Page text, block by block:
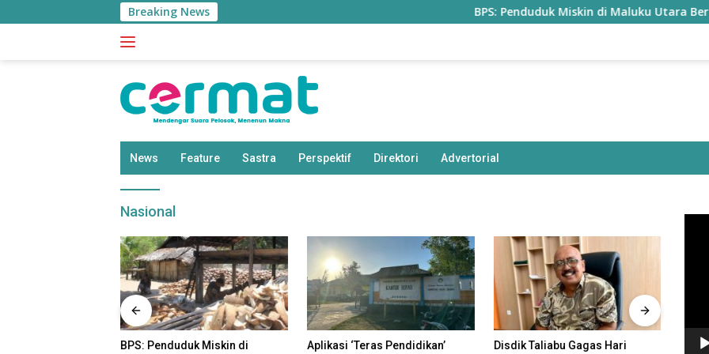
ke
Breaking News BPS: Penduduk Miskin di Maluku Utara Bertambah Jadi
News Feature Sastra Perspektif Direktori Advertorial
Nasional
Aplikasi ‘Teras Pendidikan’
Disdik Taliabu Gagas Hari
Harga BBM Turun Mulai